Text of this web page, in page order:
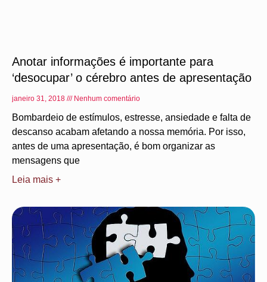
Anotar informações é importante para
‘desocupar’ o cérebro antes de apresentação
janeiro 31, 2018 Nenhum comentário
Bombardeio de estímulos, estresse, ansiedade e falta de
descanso acabam afetando a nossa memória. Por isso,
antes de uma apresentação, é bom organizar as
mensagens que
Leia mais +